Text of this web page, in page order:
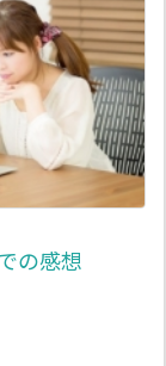
の感想